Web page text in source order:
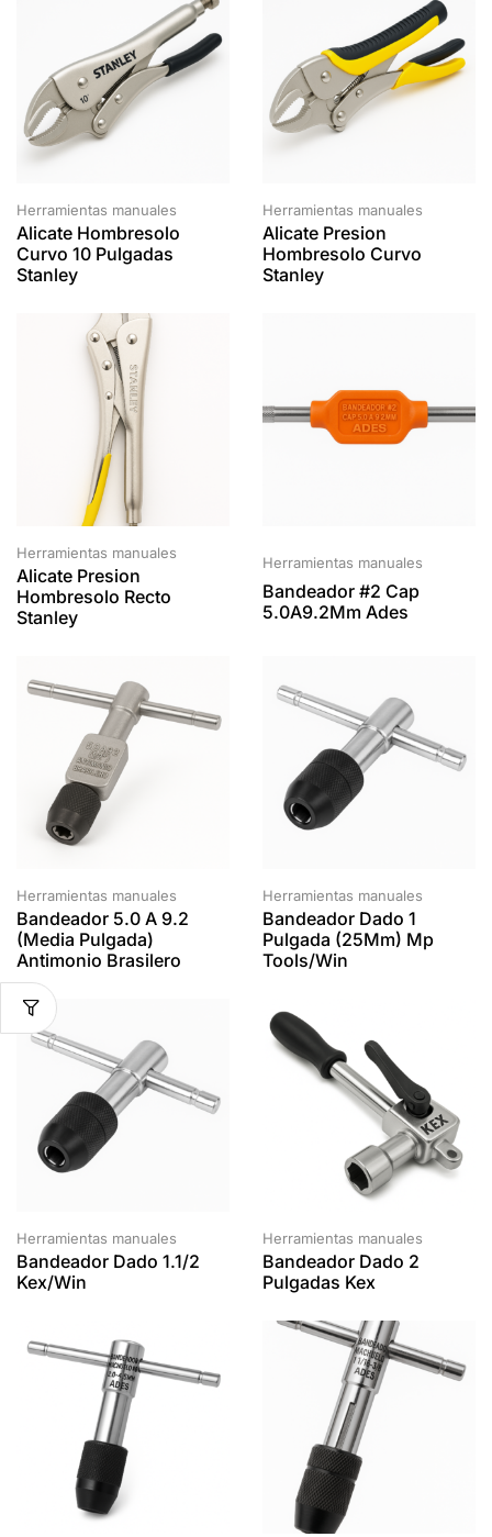
Herramientas manuales
Alicate Hombresolo
Curvo 10 Pulgadas
Stanley
Herramientas manuales
Alicate Presion
Hombresolo Curvo
Stanley
Herramientas manuales
Alicate Presion
Hombresolo Recto
Stanley
Herramientas manuales
Bandeador #2 Cap
5.0A9.2Mm Ades
Herramientas manuales
Bandeador 5.0 A 9.2
(media Pulgada)
Antimonio Brasilero
Herramientas manuales
Bandeador Dado 1
Pulgada (25Mm) Mp
Tools/Win
Herramientas manuales
Bandeador Dado 1.1/2
Kex/Win
Herramientas manuales
Bandeador Dado 2
Pulgadas Kex